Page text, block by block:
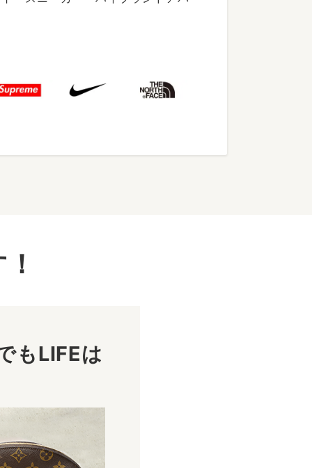
もLIFEは